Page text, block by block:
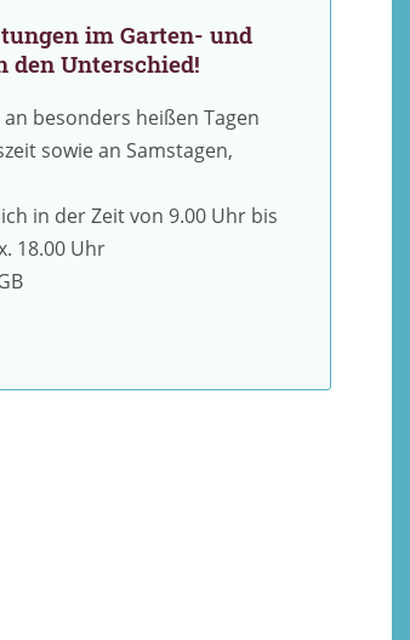
im Garten- und
den Unterschied!
besonders heißen Tagen
sowie an Samstagen,
in der Zeit von 9.00 Uhr bis
18.00 Uhr